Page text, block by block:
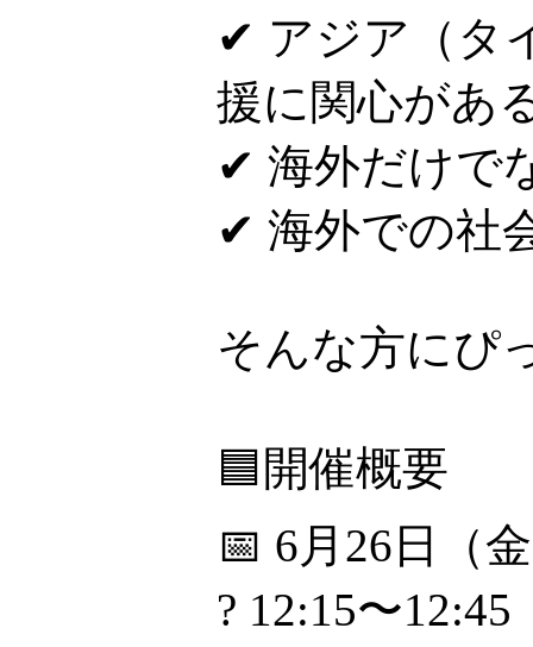
✔ アジア（タ
援に関心があ
✔ 海外だけで
✔ 海外での社
そんな方にぴ
🟦開催概要
📅 6月26日（
? 12:15〜12:45